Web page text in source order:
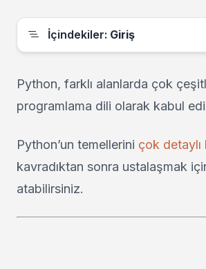
İçindekiler: Giriş
Python, farklı alanlarda çok
programlama dili olarak kabul
Python’un temellerini çok
kavradıktan sonra ustalaşmak
atabilirsiniz.